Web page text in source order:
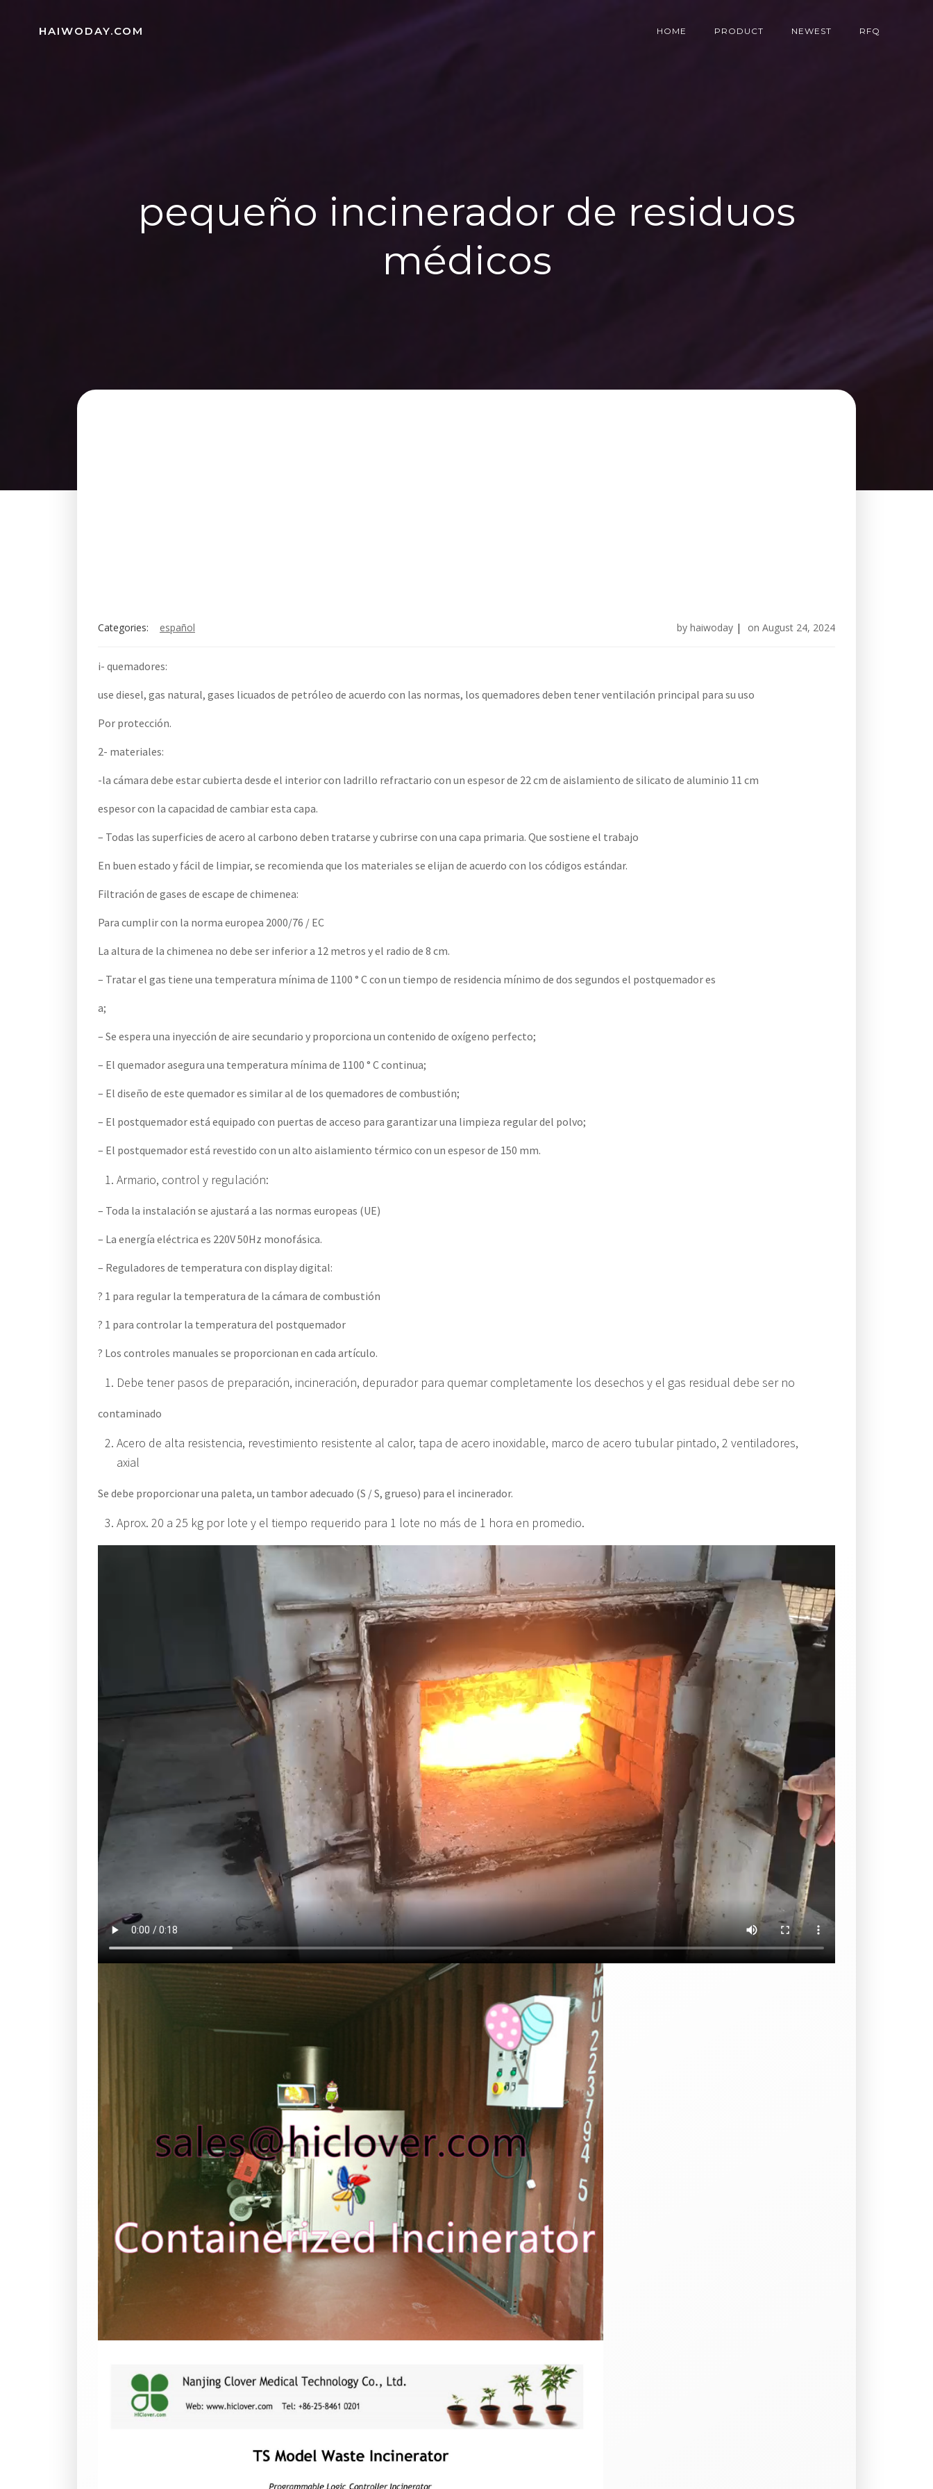
HAIWODAY.COM HOME PRODUCT NEWEST RFQ
pequeño incinerador de residuos
médicos
Categories: español by haiwoday | on August 24, 2024
i- quemadores:
use diesel, gas natural, gases licuados de petróleo de acuerdo con las normas, los quemadores deben tener ventilación principal para su uso
Por protección.
2- materiales:
-la cámara debe estar cubierta desde el interior con ladrillo refractario con un espesor de 22 cm de aislamiento de silicato de aluminio 11 cm
espesor con la capacidad de cambiar esta capa.
– Todas las superficies de acero al carbono deben tratarse y cubrirse con una capa primaria. Que sostiene el trabajo
En buen estado y fácil de limpiar, se recomienda que los materiales se elijan de acuerdo con los códigos estándar.
Filtración de gases de escape de chimenea:
Para cumplir con la norma europea 2000/76 / EC
La altura de la chimenea no debe ser inferior a 12 metros y el radio de 8 cm.
– Tratar el gas tiene una temperatura mínima de 1100 ° C con un tiempo de residencia mínimo de dos segundos el postquemador es
a;
– Se espera una inyección de aire secundario y proporciona un contenido de oxígeno perfecto;
– El quemador asegura una temperatura mínima de 1100 ° C continua;
– El diseño de este quemador es similar al de los quemadores de combustión;
– El postquemador está equipado con puertas de acceso para garantizar una limpieza regular del polvo;
– El postquemador está revestido con un alto aislamiento térmico con un espesor de 150 mm.
Armario, control y regulación:
– Toda la instalación se ajustará a las normas europeas (UE)
– La energía eléctrica es 220V 50Hz monofásica.
– Reguladores de temperatura con display digital:
? 1 para regular la temperatura de la cámara de combustión
? 1 para controlar la temperatura del postquemador
? Los controles manuales se proporcionan en cada artículo.
Debe tener pasos de preparación, incineración, depurador para quemar completamente los desechos y el gas residual debe ser no
contaminado
Acero de alta resistencia, revestimiento resistente al calor, tapa de acero inoxidable, marco de acero tubular pintado, 2 ventiladores,
axial
Se debe proporcionar una paleta, un tambor adecuado (S / S, grueso) para el incinerador.
Aprox. 20 a 25 kg por lote y el tiempo requerido para 1 lote no más de 1 hora en promedio.